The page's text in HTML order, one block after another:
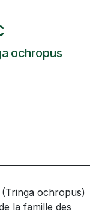
ochropus
ochropus)
la famille des